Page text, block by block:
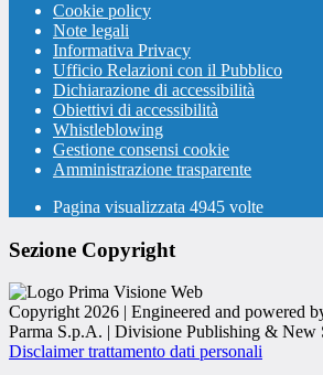
Cookie policy
Note legali
Informativa Privacy
Ufficio Relazioni con il Pubblico
Dichiarazione di accessibilità
Obiettivi di accessibilità
Whistleblowing
Gestione consensi cookie
Amministrazione trasparente
Pagina visualizzata 4945 volte
Sezione Copyright
Copyright 2026 | Engineered and powered
Parma S.p.A. | Divisione Publishing & New
Disclaimer trattamento dati personali